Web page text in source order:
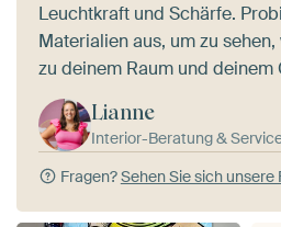
Leuchtkraft und Schärfe.
Materialien aus, um zu
zu deinem Raum und deinem
Lianne
Interior-Beratung &
Fragen?Sehen Sie sich unsere